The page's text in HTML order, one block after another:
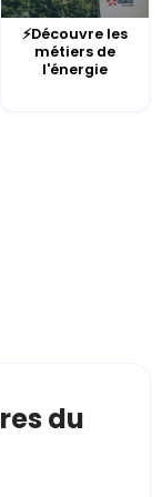
⚡Découvre les
métiers de
l'énergie
du